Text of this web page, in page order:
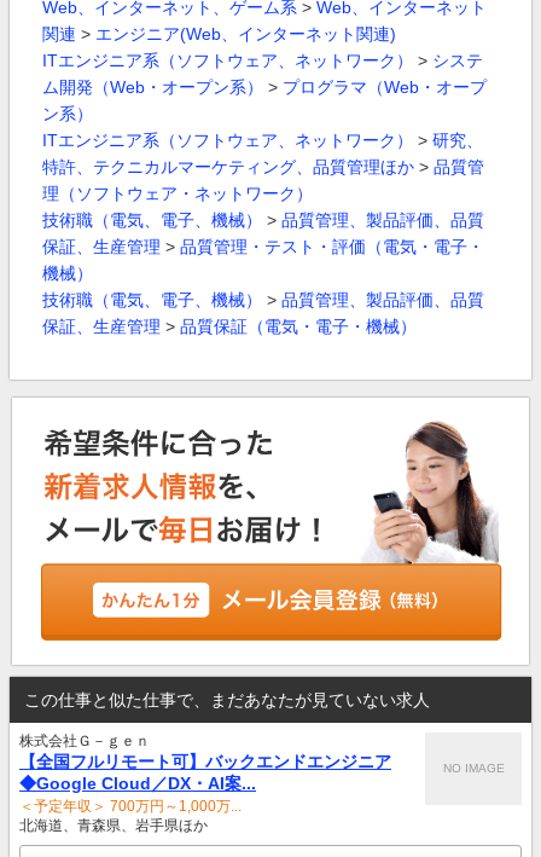
Web、インターネット、ゲーム系 > Web、インターネット
関連 > エンジニア(Web、インターネット関連)
ITエンジニア系（ソフトウェア、ネットワーク）
> システ
ム開発（Web・オープン系）
> プログラマ（Web・オープ
ン系）
ITエンジニア系（ソフトウェア、ネットワーク）
> 研究、
特許、テクニカルマーケティング、品質管理ほか > 品質管
理（ソフトウェア・ネットワーク）
技術職（電気、電子、機械）
> 品質管理、製品評価、品質
保証、生産管理 > 品質管理・テスト・評価（電気・電子・
機械）
技術職（電気、電子、機械）
> 品質管理、製品評価、品質
保証、生産管理 > 品質保証（電気・電子・機械）
この仕事と似た仕事で、まだあなたが見ていない求人
株式会社Ｇ－ｇｅｎ
【全国フルリモート可】バックエンドエンジニア
◆Google Cloud／DX・AI案...
＜予定年収＞ 700万円～1,000万...
北海道、青森県、岩手県ほか
NO IMAGE